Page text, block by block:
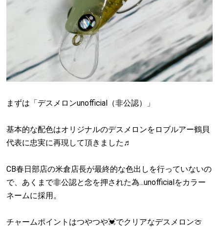
まずは「デスメロンunofficial（非公認）」
基本的な配色はオリジナルのデスメロンをロブルアー鶴貝
代表に忠実に再現して頂きました♬
CB春日部店の米倉店長が最終的な色出しを行っていないの
で、あくまで非公認と念を押された為...unofficialをカラー
ネームに採用。
チャームポイントはつやつや💓でクリアなデスメロン🍈